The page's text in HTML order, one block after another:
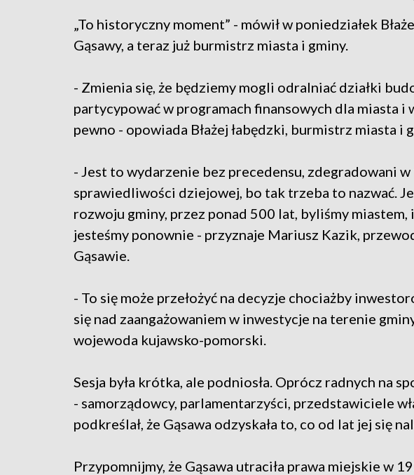
„To historyczny moment” - mówił w poniedziałek
Gąsawy, a teraz już burmistrz miasta i gminy.
- Zmienia się, że będziemy mogli odralniać działki
partycypować w programach finansowych dla miasta i
pewno - opowiada Błażej łabędzki, burmistrz miasta i
- Jest to wydarzenie bez precedensu, zdegradowani
sprawiedliwości dziejowej, bo tak trzeba to nazwać.
rozwoju gminy, przez ponad 500 lat, byliśmy
jesteśmy ponownie - przyznaje Mariusz Kazik,
Gąsawie.
- To się może przełożyć na decyzje chociażby
się nad zaangażowaniem w inwestycje na terenie
wojewoda kujawsko-pomorski.
Sesja była krótka, ale podniosła. Oprócz radnych na
- samorządowcy, parlamentarzyści, przedstawiciele
podkreślał, że Gąsawa odzyskała to, co od lat jej się
Przypomnijmy, że Gąsawa utraciła prawa miejskie w